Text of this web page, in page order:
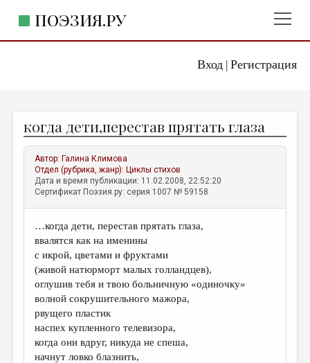
Вход| Регистрация
ПОЭЗИЯ.РУ
ЖАНРЫ
АВТОРЫ
КОММЕНТАРИИ
ЛИТСАЛОН
НОВОСТИ
ПРАВИЛА САЙТА
ОТДЕЛЫ И РУБРИКИ
ИЗБРАННОЕ
ДАЙДЖЕСТ
ПРОИЗВЕДЕНИЯ
когда дети,перестав прятать глаза
Автор: Галина Климова
Отдел (рубрика, жанр): Циклы стихов
Дата и время публикации: 11.02.2008, 22:52:20
Сертификат Поэзия.ру: серия 1007 № 59158
…когда дети, перестав прятать глаза,
ввалятся как на именины
с икрой, цветами и фруктами
(живой натюрморт малых голландцев),
оглушив тебя и твою больничную «одиночку»
волной сокрушительного мажора,
рвущего пластик
наспех купленного телевизора,
когда они вдруг, никуда не спеша,
начнут ловко блазнить,